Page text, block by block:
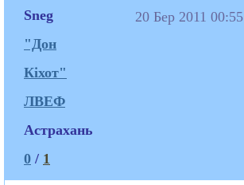
Sneg
"Дон
Кіхот"
ЛВЕФ
Астрахань
0 / 1
20 Бер 2011 00:55